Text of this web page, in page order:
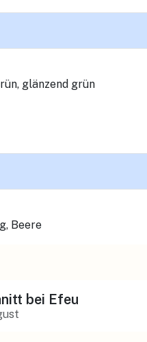
glänzend grün
Beere
bei Efeu